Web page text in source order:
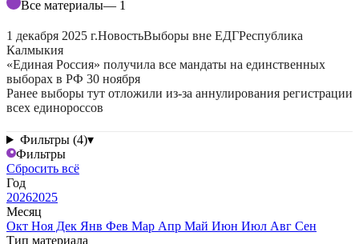
Все материалы— 1
1 декабря 2025 г.НовостьВыборы вне ЕДГРеспублика
Калмыкия
«Единая Россия» получила все мандаты на единственных
выборах в РФ 30 ноября
Ранее выборы тут отложили из-за аннулирования регистрации
всех единороссов
Фильтры (4)▾
Фильтры
Сбросить всё
Год
20262025
Месяц
Окт Ноя Дек Янв Фев Мар Апр Май Июн Июл Авг Сен
Тип материала